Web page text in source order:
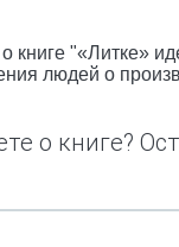
книге "«Литке»
людей о
о книге?